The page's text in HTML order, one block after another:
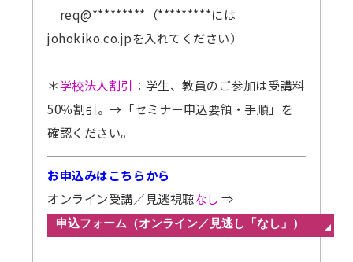
req@*********（*********には
johokiko.co.jpを入れてください）
＊学校法人割引 ：学生、教員のご参加は受講料
50％割引。→「セミナー申込要領・手順」を
確認ください。
お申込みはこちらから
オンライン受講／見逃視聴なし ⇒